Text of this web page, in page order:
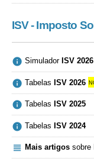
ISV - Imposto
 Simulador ISV 2026
 Tabelas ISV 2026
 Tabelas ISV 2025
 Tabelas ISV 2024
 Mais artigossobre